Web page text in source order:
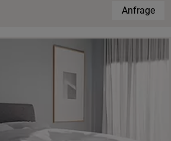
Anfrage